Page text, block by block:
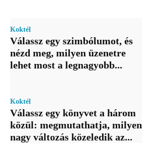
Koktél
Válassz egy szimbólumot, és
nézd meg, milyen üzenetre
lehet most a legnagyobb...
Koktél
Válassz egy könyvet a három
közül: megmutathatja, milyen
nagy változás közeledik az...